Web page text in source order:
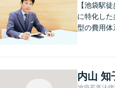
【池袋駅
に特化し
型の費用体
で広く取り
で実績あり
内山 知